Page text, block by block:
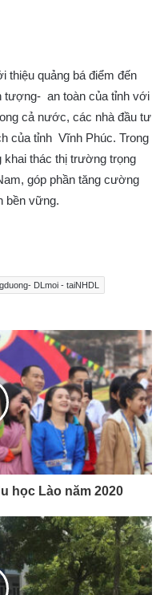
thiệu quảng bá điểm đến
tượng- an toàn của tỉnh với
cả nước, các nhà đầu tư
của tỉnh Vĩnh Phúc. Trong
khai thác thị trường trọng
góp phần tăng cường
bền vững.
DLmoi - taiNHDL
học Lào năm 2020